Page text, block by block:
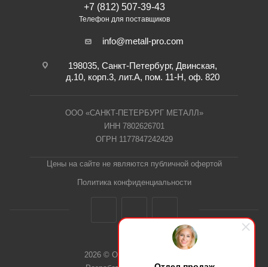
+7 (812) 507-39-43
Телефон для поставщиков
info@metall-pro.com
198035, Санкт-Петербург, Двинская,
д.10, корп.3, лит.А, пом. 11-Н, оф. 820
ООО «САНКТ-ПЕТЕРБУРГ МЕТАЛЛ»
ИНН 7802626701
ОГРН 1177847242429
Цены на сайте не являются публичной офертой
Политика конфиденциальности
2026 © ООО "СПб Металл"